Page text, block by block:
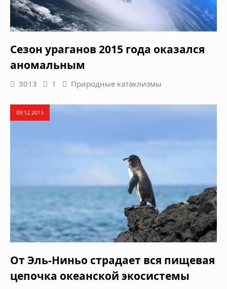
Сезон ураганов 2015 года оказался
аномальным
3013 1 Природные катаклизмы
09.12.2015
От Эль-Ниньо страдает вся пищевая
цепочка океанской экосистемы